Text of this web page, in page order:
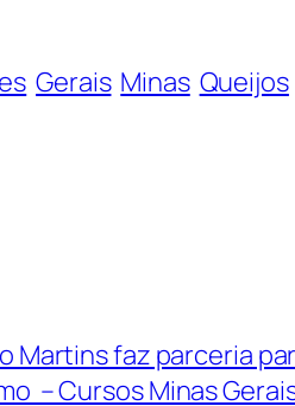
Gerais Minas Queijos
Martins faz parceria
– Cursos Minas